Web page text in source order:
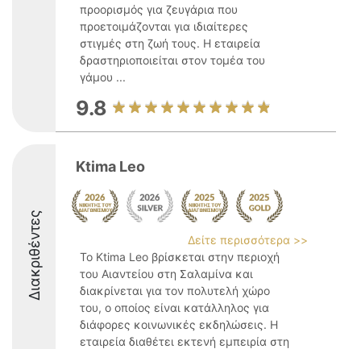
προορισμός για ζευγάρια που
προετοιμάζονται για ιδιαίτερες
στιγμές στη ζωή τους. Η εταιρεία
δραστηριοποιείται στον τομέα του
γάμου ...
9.8
Διακριθέντες
Ktima Leo
Δείτε περισσότερα >>
Το Ktima Leo βρίσκεται στην περιοχή
του Αιαντείου στη Σαλαμίνα και
διακρίνεται για τον πολυτελή χώρο
του, ο οποίος είναι κατάλληλος για
διάφορες κοινωνικές εκδηλώσεις. Η
εταιρεία διαθέτει εκτενή εμπειρία στη